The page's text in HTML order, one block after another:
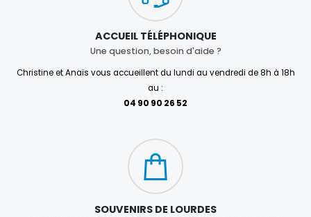
ACCUEIL TÉLÉPHONIQUE
Une question, besoin d'aide ?
Christine et Anaïs vous accueillent du lundi au vendredi de 8h à 18h
au :
04 90 90 26 52
SOUVENIRS DE LOURDES